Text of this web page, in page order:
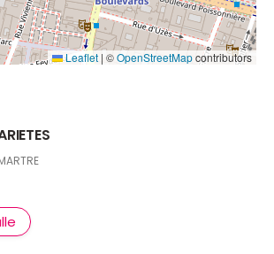
Leaflet | ©OpenStreetMapcontributors